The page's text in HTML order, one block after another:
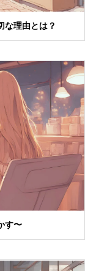
な理由とは？
す〜